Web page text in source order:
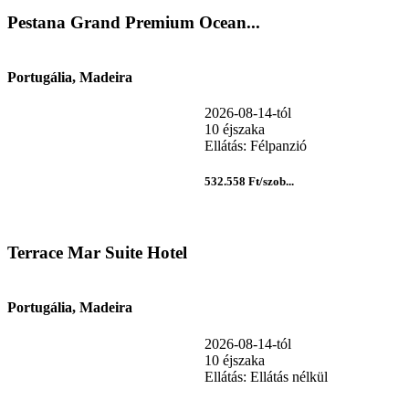
Pestana Grand Premium Ocean...
Portugália, Madeira
2026-08-14-tól
10 éjszaka
Ellátás: Félpanzió
532.558 Ft/szob...
Terrace Mar Suite Hotel
Portugália, Madeira
2026-08-14-tól
10 éjszaka
Ellátás: Ellátás nélkül